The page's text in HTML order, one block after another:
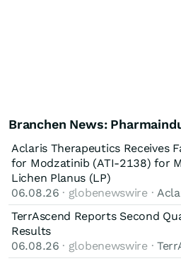
Branchen News:
Aclaris Therapeutics Receives
for Modzatinib (ATI-2138) for
Lichen Planus (LP)
06.08.26 · globenewswire ·
TerrAscend Reports Second
Results
06.08.26 · globenewswire ·